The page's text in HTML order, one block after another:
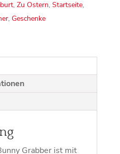
, Zu Ostern, Startseite,
, Geschenke
Grabber ist mit